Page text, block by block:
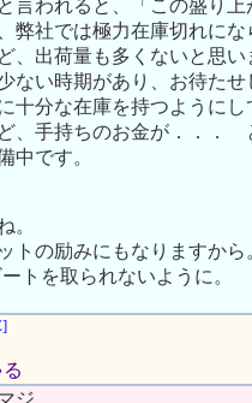
言われると、「この盛り
弊社では極力在庫切れに
、出荷量も多くないと思
ない時期があり、お待た
十分な在庫を持つようにし
、手持ちのお金が．．．
中です。
。
トの励みにもなりますから
トを取られないように。
ジ